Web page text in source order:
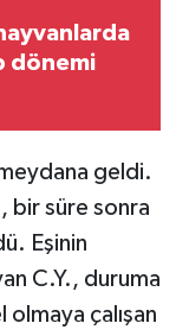
dönemi
geldi.
bir süre sonra
Eşinin
C.Y., duruma
olmaya çalışan